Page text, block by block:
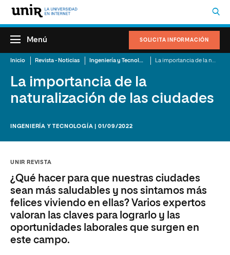
SOLICITA INFORMACIÓN
Menú
Inicio Revista - Noticias Ingeniería y Tecnología
La importancia de la
naturalización de las ciudades
INGENIERÍA Y TECNOLOGÍA | 01/09/2022
UNIR REVISTA
¿Qué hacer para que nuestras ciudades
sean más saludables y nos sintamos más
felices viviendo en ellas? Varios expertos
valoran las claves para lograrlo y las
oportunidades laborales que surgen en
este campo.